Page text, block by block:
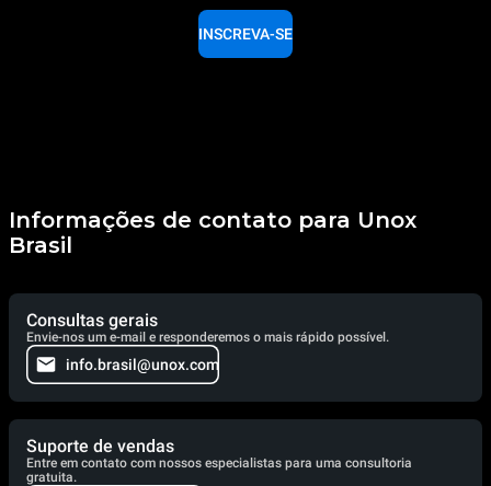
INSCREVA-SE
Informações de contato para Unox
Brasil
Consultas gerais
Envie-nos um e-mail e responderemos o mais rápido possível.
info.brasil@unox.com
Suporte de vendas
Entre em contato com nossos especialistas para uma consultoria
gratuita.